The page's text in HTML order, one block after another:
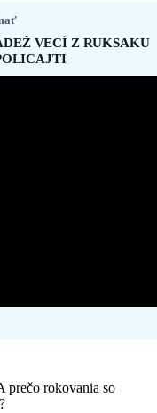
VECÍ Z RUKSAKU
prečo rokovania so